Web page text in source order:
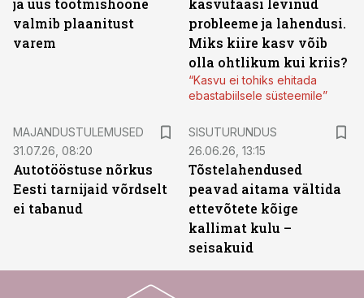
ja uus tootmishoone
valmib plaanitust
varem
kasvufaasi levinud
probleeme ja lahendusi.
Miks kiire kasv võib
olla ohtlikum kui kriis?
“Kasvu ei tohiks ehitada
ebastabiilsele süsteemile”
MAJANDUSTULEMUSED
31.07.26, 08:20
Autotööstuse nõrkus
Eesti tarnijaid võrdselt
ei tabanud
SISUTURUNDUS
26.06.26, 13:15
Tõstelahendused
peavad aitama vältida
ettevõtete kõige
kallimat kulu –
seisakuid